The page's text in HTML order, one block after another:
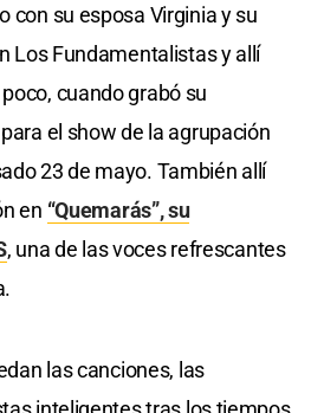
con su esposa Virginia y su
Los Fundamentalistas y allí
cuando grabó su
el show de la agrupación
23 de mayo. También allí
en “Quemarás”, su
, una de las voces refrescantes
las canciones, las